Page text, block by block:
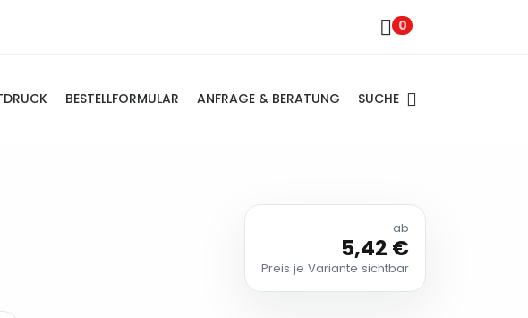
0
BESTELLFORMULAR ANFRAGE & BERATUNG SUCHE
ab
5,42 €
Preis je Variante sichtbar